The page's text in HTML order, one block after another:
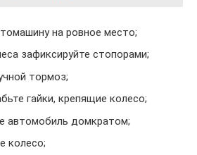
на ровное место;
зафиксируйте стопорами;
тормоз;
гайки, крепящие колесо;
автомобиль домкратом;
колесо;